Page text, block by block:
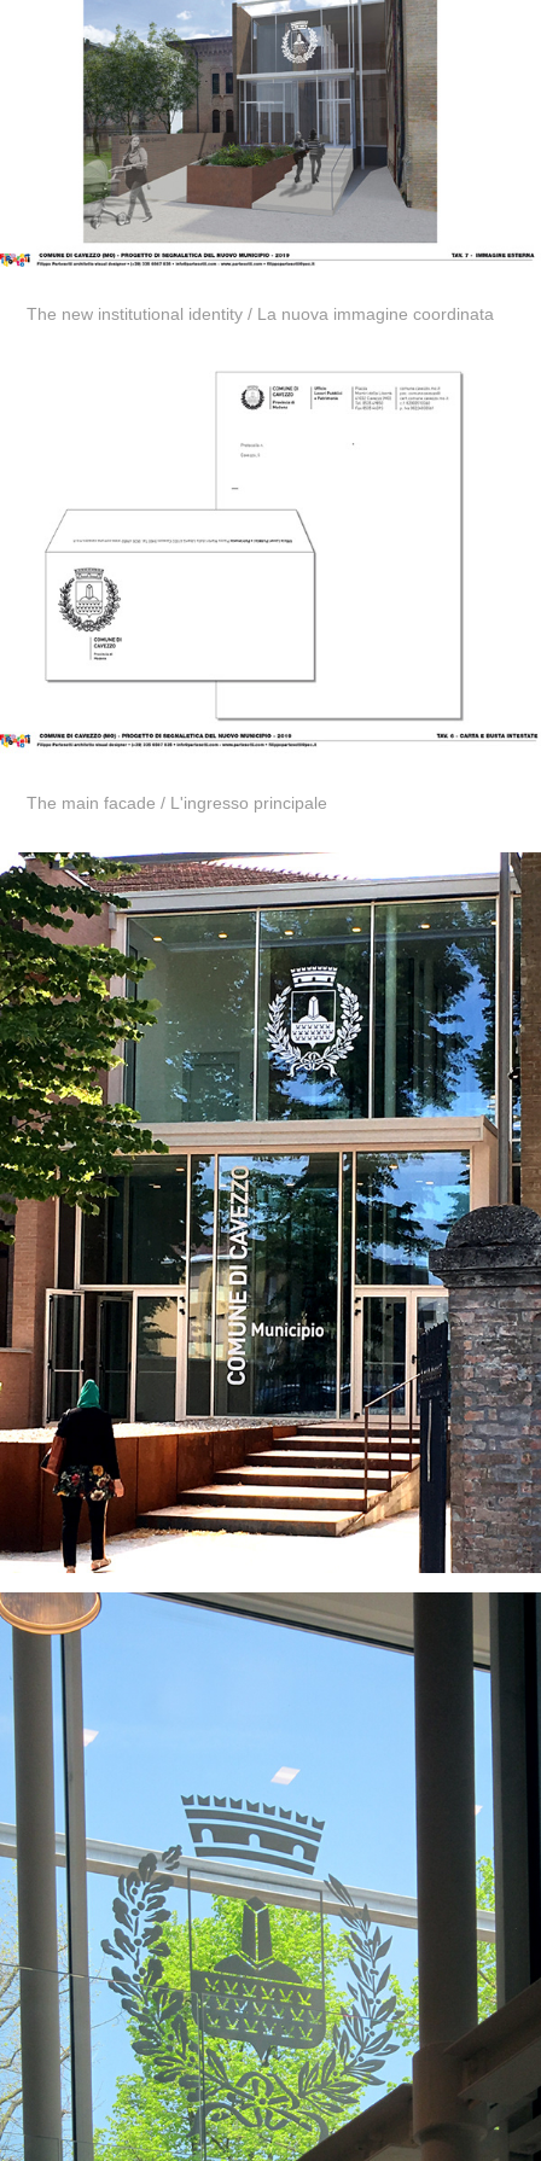
The new institutional identity / La nuova immagine coordinata
The main facade / L'ingresso principale